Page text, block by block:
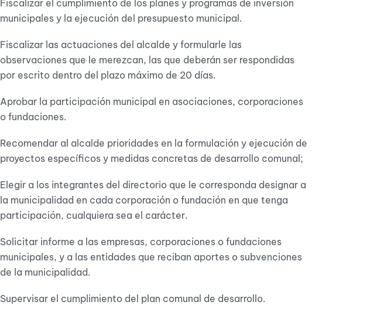
Fiscalizar el cumplimiento de los planes y programas de inversión
municipales y la ejecución del presupuesto municipal.
Fiscalizar las actuaciones del alcalde y formularle las
observaciones que le merezcan, las que deberán ser respondidas
por escrito dentro del plazo máximo de 20 días.
Aprobar la participación municipal en asociaciones, corporaciones
o fundaciones.
Recomendar al alcalde prioridades en la formulación y ejecución de
proyectos específicos y medidas concretas de desarrollo comunal;
Elegir a los integrantes del directorio que le corresponda designar a
la municipalidad en cada corporación o fundación en que tenga
participación, cualquiera sea el carácter.
Solicitar informe a las empresas, corporaciones o fundaciones
municipales, y a las entidades que reciban aportes o subvenciones
de la municipalidad.
Supervisar el cumplimiento del plan comunal de desarrollo.